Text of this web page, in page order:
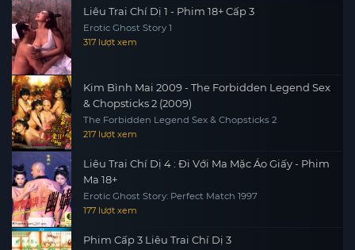
Liêu Trai Chí Dị 1 - Phim 18+ Cấp 3
Erotic Ghost Story 1
317 lượt xem
Kim Bình Mai 2009 - The Forbidden Legend Sex
& Chopsticks 2 (2009)
The Forbidden Legend Sex & Chopsticks 2
217 lượt xem
Liêu Trai Chí Dị 4 : Đi Với Ma Mặc Áo Giấy - Phim
Ma 18+
Erotic Ghost Story: Perfect Match 1997
177 lượt xem
Phim Cấp 3 Liêu Trai Chí Dị 3